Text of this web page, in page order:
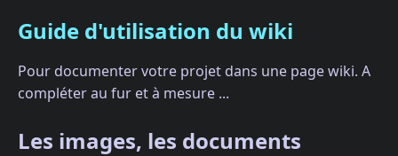
Guide d'utilisation du wiki
Pour documenter votre projet dans une page wiki. A
compléter au fur et à mesure ...
Les images, les documents